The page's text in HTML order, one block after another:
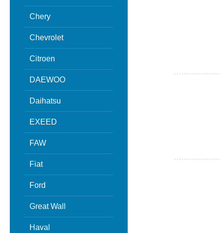
Chery
Chevrolet
Citroen
DAEWOO
Daihatsu
EXEED
FAW
Fiat
Ford
Great Wall
Haval